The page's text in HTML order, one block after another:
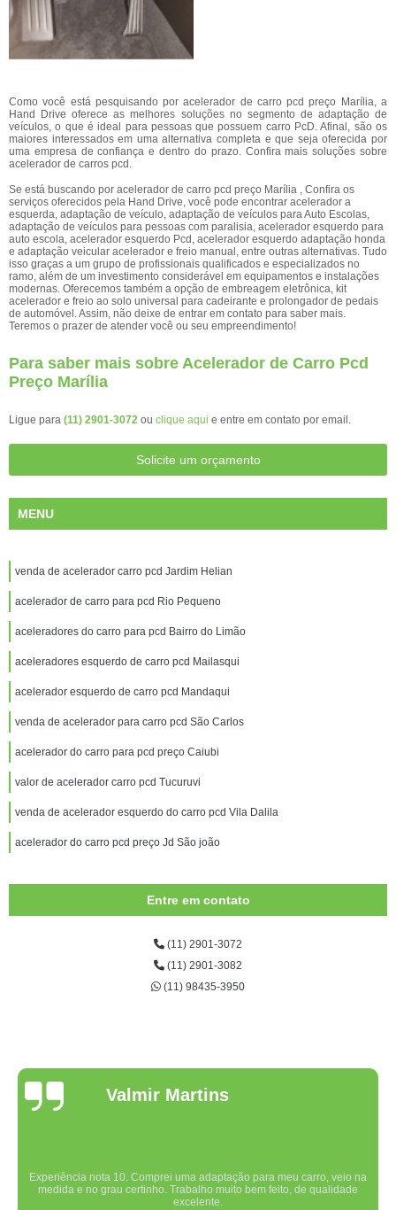
Como você está pesquisando por acelerador de carro pcd preço Marília, a
Hand Drive oferece as melhores soluções no segmento de adaptação de
veículos, o que é ideal para pessoas que possuem carro PcD. Afinal, são os
maiores interessados em uma alternativa completa e que seja oferecida por
uma empresa de confiança e dentro do prazo. Confira mais soluções sobre
acelerador de carros pcd.
Se está buscando por acelerador de carro pcd preço Marília , Confira os
serviços oferecidos pela Hand Drive, você pode encontrar acelerador a
esquerda, adaptação de veículo, adaptação de veículos para Auto Escolas,
adaptação de veículos para pessoas com paralisia, acelerador esquerdo para
auto escola, acelerador esquerdo Pcd, acelerador esquerdo adaptação honda
e adaptação veicular acelerador e freio manual, entre outras alternativas. Tudo
isso graças a um grupo de profissionais qualificados e especializados no
ramo, além de um investimento considerável em equipamentos e instalações
modernas. Oferecemos também a opção de embreagem eletrônica, kit
acelerador e freio ao solo universal para cadeirante e prolongador de pedais
de automóvel. Assim, não deixe de entrar em contato para saber mais.
Teremos o prazer de atender você ou seu empreendimento!
Para saber mais sobre Acelerador de Carro Pcd
Preço Marília
Ligue para (11) 2901-3072 ou clique aqui e entre em contato por email.
Solicite um orçamento
MENU
venda de acelerador carro pcd Jardim Helian
acelerador de carro para pcd Rio Pequeno
aceleradores do carro para pcd Bairro do Limão
aceleradores esquerdo de carro pcd Mailasqui
acelerador esquerdo de carro pcd Mandaqui
venda de acelerador para carro pcd São Carlos
acelerador do carro para pcd preço Caiubi
valor de acelerador carro pcd Tucuruvi
venda de acelerador esquerdo do carro pcd Vila Dalila
acelerador do carro pcd preço Jd São joão
Entre em contato
(11) 2901-3072
(11) 2901-3082
(11) 98435-3950
Valmir Martins
Experiência nota 10. Comprei uma adaptação para meu carro, veio na
medida e no grau certinho. Trabalho muito bem feito, de qualidade
excelente.